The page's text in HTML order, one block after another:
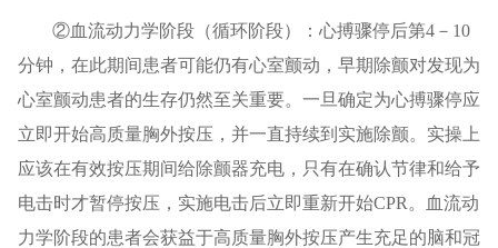
②血流动力学阶段（循环阶段）：心搏骤停后第4－10
分钟，在此期间患者可能仍有心室颤动，早期除颤对发现为
心室颤动患者的生存仍然至关重要。一旦确定为心搏骤停应
立即开始高质量胸外按压，并一直持续到实施除颤。实操上
应该在有效按压期间给除颤器充电，只有在确认节律和给予
电击时才暂停按压，实施电击后立即重新开始CPR。血流动
力学阶段的患者会获益于高质量胸外按压产生充足的脑和冠